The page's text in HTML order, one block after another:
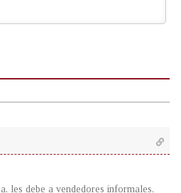
les debe a vendedores informales,